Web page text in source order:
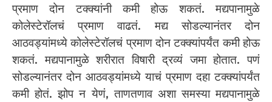
प्रमाण दोन टक्क्यांनी कमी होऊ शकतं. मद्यपानामुळे
कोलेस्टेरॉलचं प्रमाण वाढतं. मद्य सोडल्यानंतर दोन
आठवड्यांमध्ये कोलेस्टेरॉलचं प्रमाण दोन टक्क्यांपर्यंत कमी होऊ
शकतं. मद्यपानामुळे शरीरात विषारी द्रव्यं जमा होतात. पणं
सोडल्यानंतर दोन आठवड्यांमध्ये याचं प्रमाण दहा टक्क्यांपर्यंत
कमी होतं. झोप न येणं, ताणतणाव अशा समस्या मद्यपानामुळे